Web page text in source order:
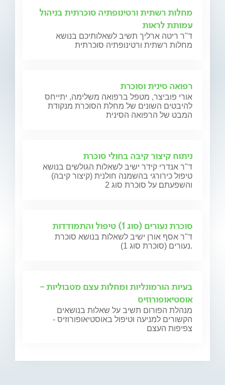
מחלות רשתית ורטינופתיה סוכרתית בניהול
עמותת לראות
ד"ר ריטה ארליך תשיב לשאלותיכם בנושא
מחלות רשתית ורטינופתיה סוכרתית
רפואה סינית וסוכרת
אורי פוביצר, מטפל ברפואה משלימה, יתייחס
להיבטים השונים של מחלת הסוכרת מנקודת
המבט של הרפואה הסינית
ניתוח קיצור קיבה בחולי סוכרת
ד"ר אנדרי קידר ישיב לשאלות הגולשים בנושא
טיפול כירורגי בהשמנה חולנית (קיצור קיבה)
והשפעתם על סוכרת סוג 2
סוכרת נעורים (סוג 1) טיפול והתמודדות
ד"ר אסף אורן ישיב לשאלות בנושא סוכרת
נעורים (סוכרת סוג 1).
בעיות הורמונליות ומחלות עצם מטבוליות -
אוסטיאופורוזיס
מנהלת הפורום תשיב על שאלות בנושאים
הקשורים למניעה וטיפול באוסטיאופורוזיס -
צפיפות העצם